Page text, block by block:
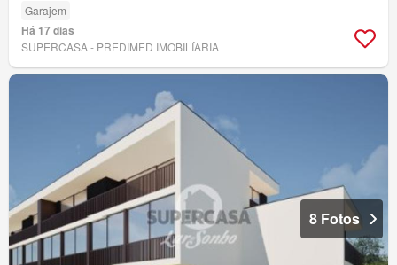
Garajem
Há 17 dias
SUPERCASA - PREDIMED IMOBILÍARIA
8 Fotos